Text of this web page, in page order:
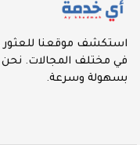
استكشف موقعنا للعثور
في مختلف المجالات. نحن
بسهولة وسرعة.